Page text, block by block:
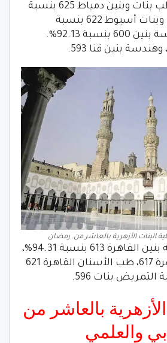
بنسبة 96.46%، وطب بنات وبنين دمياط 625 بنسبة
96.15%. وطب بنين وبنات أسيوط 622 بنسبة
95.69%،وكلية هندسة بنين 600 بنسبة 92.13%.
البنات الأزهرية بالعاشر من. رمضان
ومن ثم كلية صيدلة بنين القاهرة 613 بنسبة 94.31%،
وصيدلة بنات القاهرة 617، طب الأسنان القاهرة 621
بالعاشر من
والعلمي